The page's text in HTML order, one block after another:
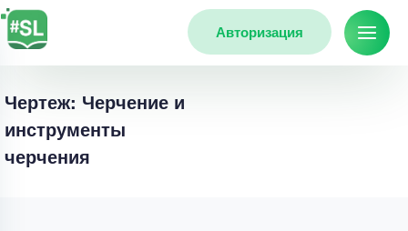
Авторизация
Чертеж: Черчение и
инструменты
черчения